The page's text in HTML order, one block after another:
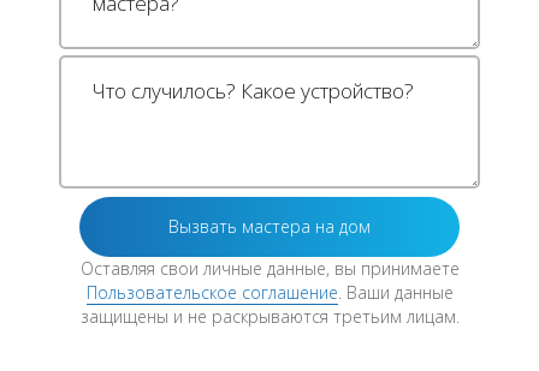
Оставляя свои личные данные, вы принимаете
Пользовательское соглашение. Ваши данные
защищены и не раскрываются третьим лицам.